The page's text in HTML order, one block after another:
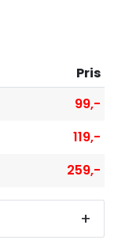
Pris
99,-
119,-
259,-
+